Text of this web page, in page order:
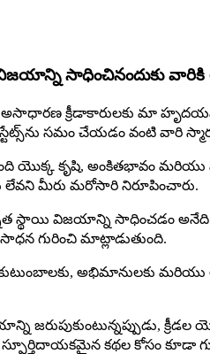
సాధించినందుకు వారికి
అసాధారణ క్రీడాకారులకు మా
సమం చేయడం వంటి వారి
కృషి, అంకితభావం మరియు
మీరు మరోసారి నిరూపించారు.
స్థాయి విజయాన్ని సాధించడం అనేది
గురించి మాట్లాడుతుంది.
అభిమానులకు
జరుపుకుంటున్నప్పుడు,
కథల కోసం కూడా